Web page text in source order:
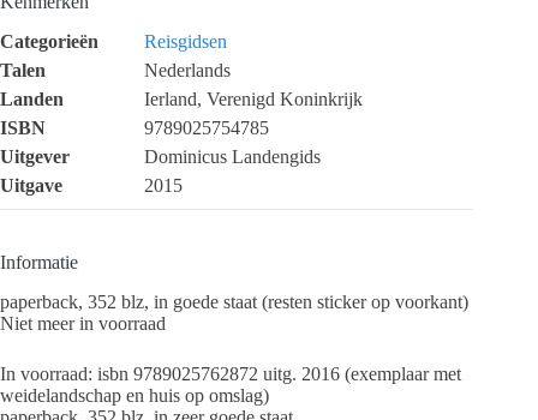
Categorieën
Reisgidsen
Talen
Nederlands
Landen
Ierland, Verenigd Koninkrijk
ISBN
9789025754785
Uitgever
Dominicus Landengids
Uitgave
2015
Informatie
paperback, 352 blz, in goede staat (resten sticker op voorkant)
Niet meer in voorraad
In voorraad: isbn 9789025762872 uitg. 2016 (exemplaar met
weidelandschap en huis op omslag)